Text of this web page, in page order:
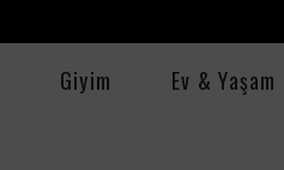
Giyim Ev & Yaşam